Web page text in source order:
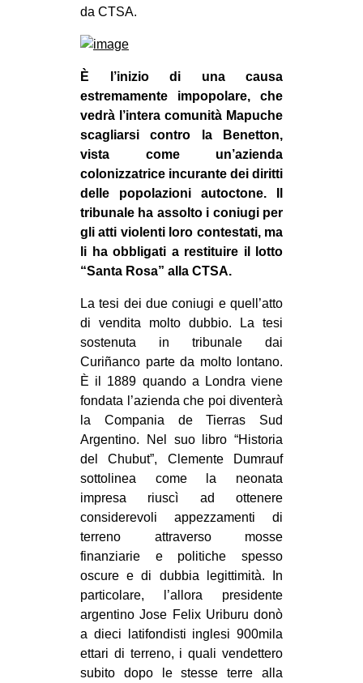
da CTSA.
È l’inizio di una causa
estremamente impopolare, che
vedrà l’intera comunità Mapuche
scagliarsi contro la Benetton,
vista come un’azienda
colonizzatrice incurante dei diritti
delle popolazioni autoctone. Il
tribunale ha assolto i coniugi per
gli atti violenti loro contestati, ma
li ha obbligati a restituire il lotto
“Santa Rosa” alla CTSA.
La tesi dei due coniugi e quell’atto
di vendita molto dubbio. La tesi
sostenuta in tribunale dai
Curiñanco parte da molto lontano.
È il 1889 quando a Londra viene
fondata l’azienda che poi diventerà
la Compania de Tierras Sud
Argentino. Nel suo libro “Historia
del Chubut”, Clemente Dumrauf
sottolinea come la neonata
impresa riuscì ad ottenere
considerevoli appezzamenti di
terreno attraverso mosse
finanziarie e politiche spesso
oscure e di dubbia legittimità. In
particolare, l’allora presidente
argentino Jose Felix Uriburu donò
a dieci latifondisti inglesi 900mila
ettari di terreno, i quali vendettero
subito dopo le stesse terre alla